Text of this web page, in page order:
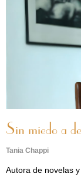
Sin miedo a
Tania Chappi
Autora de novelas